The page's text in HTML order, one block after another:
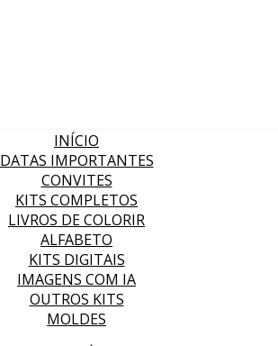
INÍCIO
DATAS IMPORTANTES
CONVITES
KITS COMPLETOS
LIVROS DE COLORIR
ALFABETO
KITS DIGITAIS
IMAGENS COM IA
OUTROS KITS
MOLDES